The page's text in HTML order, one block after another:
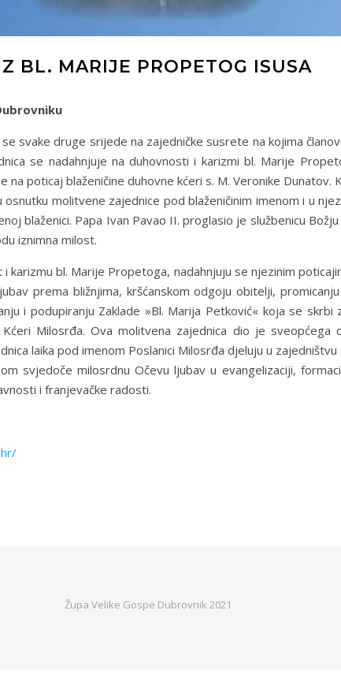
BL. MARIJE PROPETOG ISUSA
svake druge srijede na zajedničke susrete na kojima
se nadahnjuje na duhovnosti i karizmi bl. Marije
na poticaj blaženičine duhovne kćeri s. M. Veronike
osnutku molitvene zajednice pod blaženičinim imenom i u
blaženici. Papa Ivan Pavao II. proglasio je službenicu
iznimna milost.
karizmu bl. Marije Propetoga, nadahnjuju se njezinim
prema bližnjima, kršćanskom odgoju obitelji,
i podupiranju Zaklade »Bl. Marija Petković« koja se
Milosrđa. Ova molitvena zajednica dio je sveopćega
laika pod imenom Poslanici Milosrđa djeluju u
svjedoče milosrdnu Očevu ljubav u evangelizaciji,
i franjevačke radosti.
Župa Velike Gospe Dubrovnik 2021